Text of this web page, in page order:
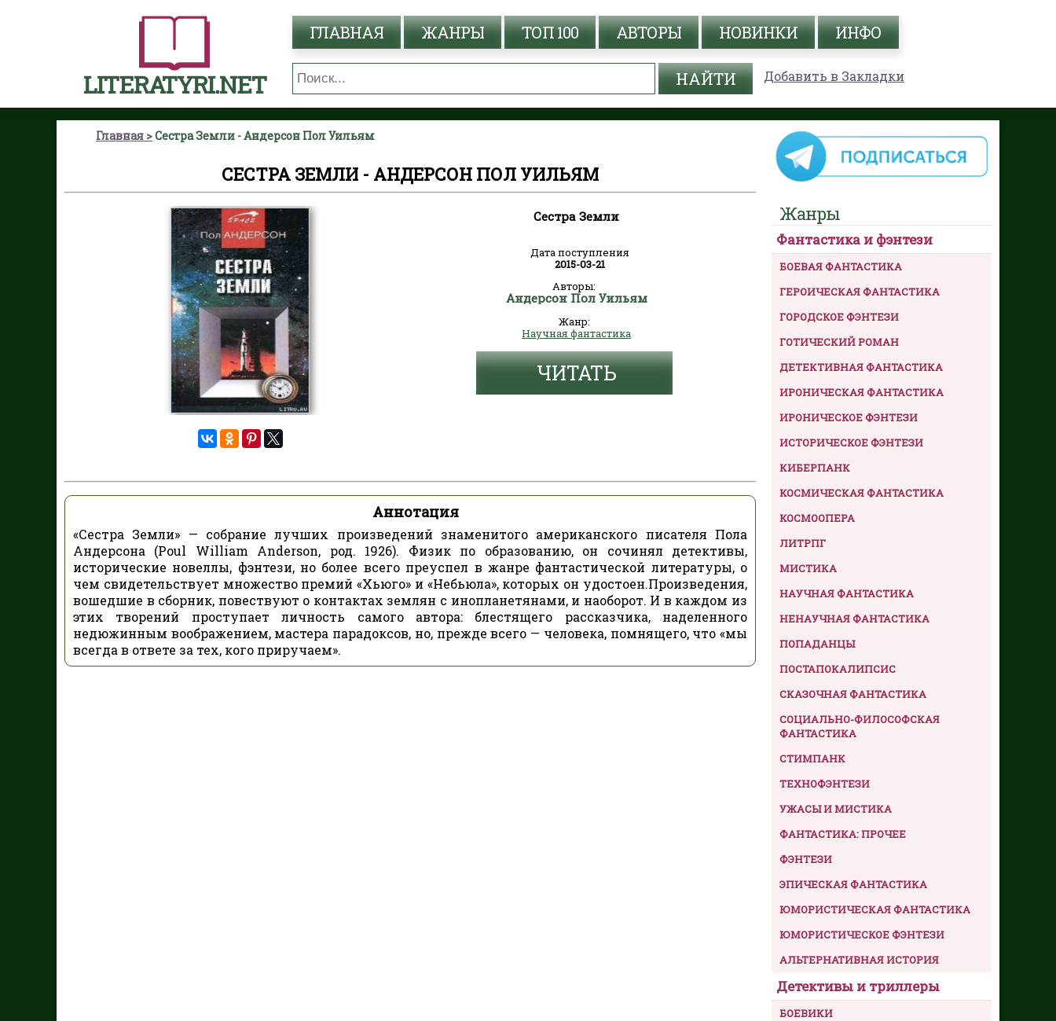
LITERATYRI.NET
ГЛАВНАЯ ЖАНРЫ ТОП 100 АВТОРЫ НОВИНКИ ИНФО
Добавить в Закладки
Главная Сестра Земли - Андерсон Пол Уильям
СЕСТРА ЗЕМЛИ - АНДЕРСОН ПОЛ УИЛЬЯМ
Сестра Земли
Дата поступления
2015-03-21
Авторы:
Андерсон Пол Уильям
Жанр:
Научная фантастика
ЧИТАТЬ
Аннотация
«Сестра Земли» — собрание лучших произведений знаменитого американского писателя Пола
Андерсона (Poul William Anderson, род. 1926). Физик по образованию, он сочинял детективы,
исторические новеллы, фэнтези, но более всего преуспел в жанре фантастической литературы, о
чем свидетельствует множество премий «Хьюго» и «Небьюла», которых он удостоен.Произведения,
вошедшие в сборник, повествуют о контактах землян с инопланетянами, и наоборот. И в каждом из
этих творений проступает личность самого автора: блестящего рассказчика, наделенного
недюжинным воображением, мастера парадоксов, но, прежде всего — человека, помнящего, что «мы
всегда в ответе за тех, кого приручаем».
Жанры
Фантастика и фэнтези
БОЕВАЯ ФАНТАСТИКА
ГЕРОИЧЕСКАЯ ФАНТАСТИКА
ГОРОДСКОЕ ФЭНТЕЗИ
ГОТИЧЕСКИЙ РОМАН
ДЕТЕКТИВНАЯ ФАНТАСТИКА
ИРОНИЧЕСКАЯ ФАНТАСТИКА
ИРОНИЧЕСКОЕ ФЭНТЕЗИ
ИСТОРИЧЕСКОЕ ФЭНТЕЗИ
КИБЕРПАНК
КОСМИЧЕСКАЯ ФАНТАСТИКА
КОСМООПЕРА
ЛИТРПГ
МИСТИКА
НАУЧНАЯ ФАНТАСТИКА
НЕНАУЧНАЯ ФАНТАСТИКА
ПОПАДАНЦЫ
ПОСТАПОКАЛИПСИС
СКАЗОЧНАЯ ФАНТАСТИКА
СОЦИАЛЬНО-ФИЛОСОФСКАЯ
ФАНТАСТИКА
СТИМПАНК
ТЕХНОФЭНТЕЗИ
УЖАСЫ И МИСТИКА
ФАНТАСТИКА: ПРОЧЕЕ
ФЭНТЕЗИ
ЭПИЧЕСКАЯ ФАНТАСТИКА
ЮМОРИСТИЧЕСКАЯ ФАНТАСТИКА
ЮМОРИСТИЧЕСКОЕ ФЭНТЕЗИ
АЛЬТЕРНАТИВНАЯ ИСТОРИЯ
Детективы и триллеры
БОЕВИКИ